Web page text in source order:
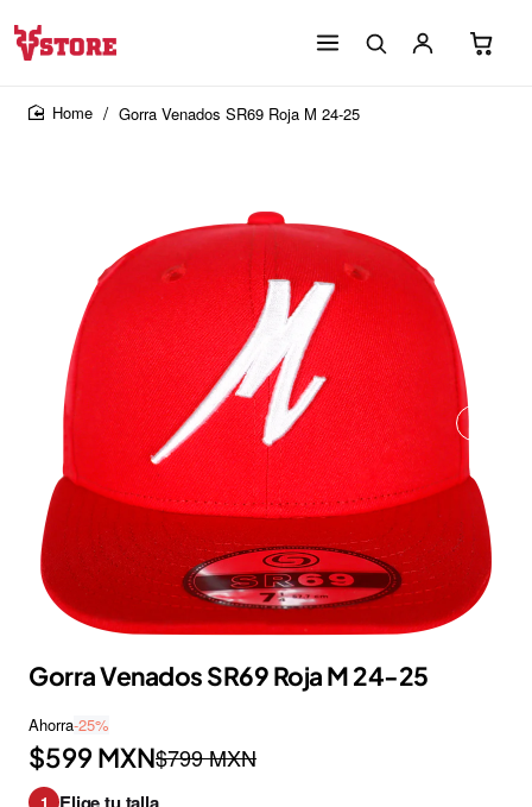
Gorra Venados SR69 Roja M 24-25
Gorra Venados SR69 Roja M 24-25
Ahorra-25%
$599 MXN$799 MXN
1 Elige tu talla